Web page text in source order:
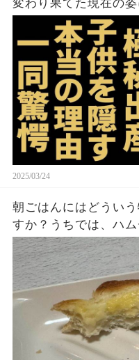
変わり果てた現在の
の長女がアメリカで
ヤバいO癖に言葉を失
2025/03/24
朝ごはんにはどうい
すか？うちでは、ハ
ースト、ピーナッツ
す。やっぱこんなん